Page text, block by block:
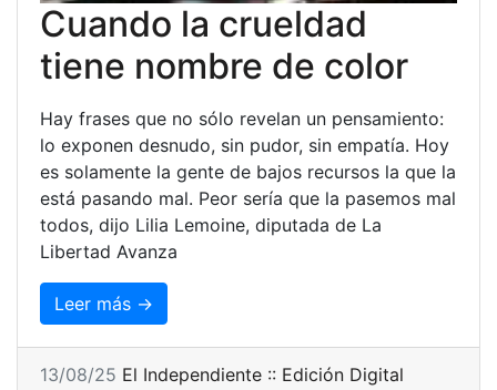
Cuando la crueldad
tiene nombre de color
Hay frases que no sólo revelan un pensamiento:
lo exponen desnudo, sin pudor, sin empatía. Hoy
es solamente la gente de bajos recursos la que la
está pasando mal. Peor sería que la pasemos mal
todos, dijo Lilia Lemoine, diputada de La
Libertad Avanza
Leer más →
13/08/25 El Independiente :: Edición Digital